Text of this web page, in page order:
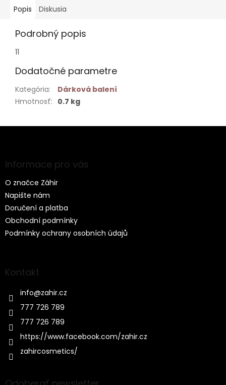
Popis Diskusia
Podrobný popis
11
Dodatočné parametre
Kategória:
Dárková balení
Hmotnosť: 0.7 kg
Z
ä
e
Informace pro vás
O značce Záhir
Napište nám
Doručení a platba
Obchodní podmínky
Podmínky ochrany osobních údajů
Kontakt
info@zahir.cz
777 726 789
777 726 789
https://www.facebook.com/zahir.cz
zahircosmetics/